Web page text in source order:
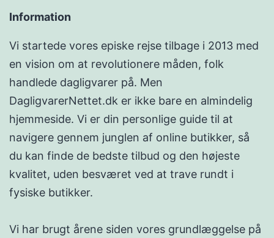
Information
Vi startede vores episke rejse tilbage i 2013 med
en vision om at revolutionere måden, folk
handlede dagligvarer på. Men
DagligvarerNettet.dk er ikke bare en almindelig
hjemmeside. Vi er din personlige guide til at
navigere gennem junglen af online butikker, så
du kan finde de bedste tilbud og den højeste
kvalitet, uden besværet ved at trave rundt i
fysiske butikker.
Vi har brugt årene siden vores grundlæggelse på